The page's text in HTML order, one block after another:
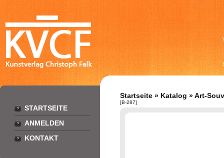
STARTSEITE
ANMELDEN
KONTAKT
Startseite » Katalog »Art-
[B-287]